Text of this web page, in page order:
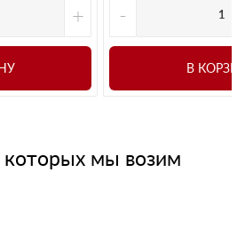
+ -
В
мы возим